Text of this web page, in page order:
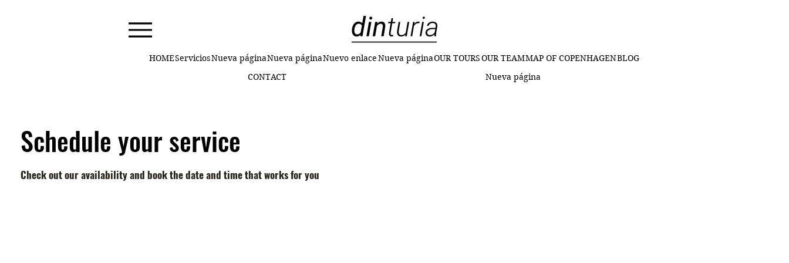
HOMEServiciosNueva páginaNueva páginaNuevo enlaceNueva páginaOUR TOURSOUR TEAMMAP OF COPENHAGENBLOG
CONTACT
Nueva página
Schedule your service
Check out our availability and book the date and time that works for you